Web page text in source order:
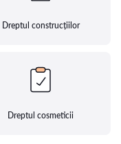
Dreptul construcțiilor
Dreptul cosmeticii